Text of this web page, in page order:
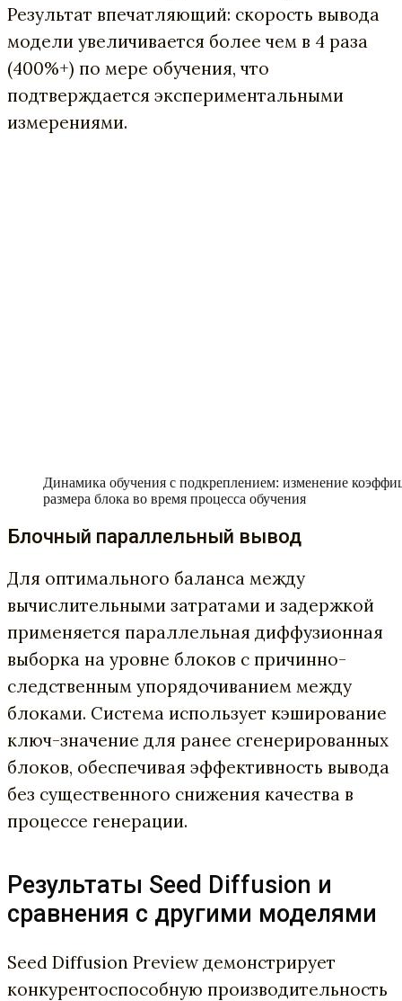
Результат впечатляющий: скорость вывода
модели увеличивается более чем в 4 раза
(400%+) по мере обучения, что
подтверждается экспериментальными
измерениями.
Динамика обучения с подкреплением: изменение
размера блока во время процесса обучения
Блочный параллельный вывод
Для оптимального баланса между
вычислительными затратами и задержкой
применяется параллельная диффузионная
выборка на уровне блоков с причинно-
следственным упорядочиванием между
блоками. Система использует кэширование
ключ-значение для ранее сгенерированных
блоков, обеспечивая эффективность вывода
без существенного снижения качества в
процессе генерации.
Результаты Seed Diffusion и
сравнения с другими моделями
Seed Diffusion Preview демонстрирует
конкурентоспособную производительность